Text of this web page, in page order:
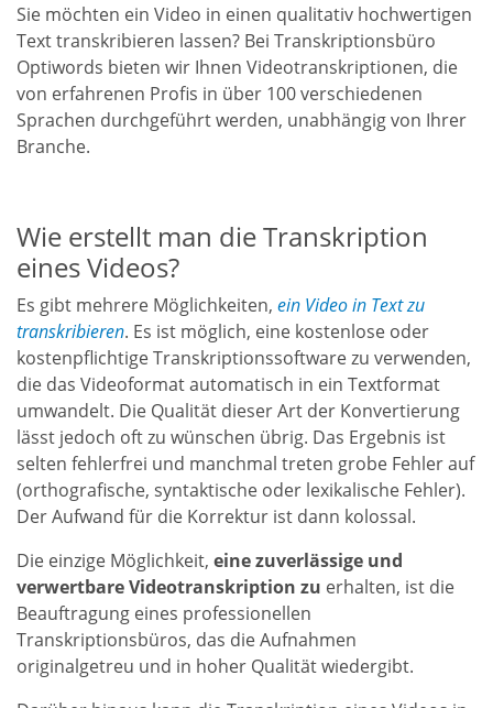
Sie möchten ein Video in einen qualitativ hochwertigen
Text transkribieren lassen? Bei Transkriptionsbüro
Optiwords bieten wir Ihnen Videotranskriptionen, die
von erfahrenen Profis in über 100 verschiedenen
Sprachen durchgeführt werden, unabhängig von Ihrer
Branche.
Wie erstellt man die Transkription
eines Videos?
Es gibt mehrere Möglichkeiten, ein Video in Text zu
transkribieren. Es ist möglich, eine kostenlose oder
kostenpflichtige Transkriptionssoftware zu verwenden,
die das Videoformat automatisch in ein Textformat
umwandelt. Die Qualität dieser Art der Konvertierung
lässt jedoch oft zu wünschen übrig. Das Ergebnis ist
selten fehlerfrei und manchmal treten grobe Fehler auf
(orthografische, syntaktische oder lexikalische Fehler).
Der Aufwand für die Korrektur ist dann kolossal.
Die einzige Möglichkeit, eine zuverlässige und
verwertbare Videotranskription zu erhalten, ist die
Beauftragung eines professionellen
Transkriptionsbüros, das die Aufnahmen
originalgetreu und in hoher Qualität wiedergibt.